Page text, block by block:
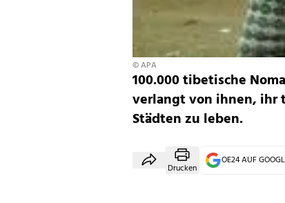
© APA
100.000 tibetische
verlangt von ihnen, ihr
Städten zu leben.
Drucken
OE24 AUF